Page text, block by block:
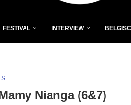
FESTIVAL INTERVIEW
Nianga (6&7)